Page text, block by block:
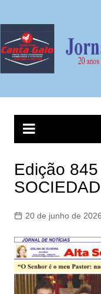
conteúdo
Edição
20 de junho de 2026